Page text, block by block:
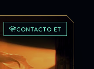
CONTACTO ET